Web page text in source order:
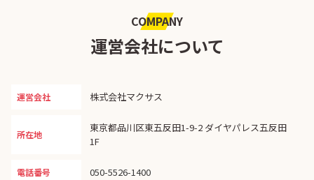
COMPANY
運営会社について
運営会社 株式会社マクサス
所在地
東京都品川区東五反田1-9-2 ダイヤパレス五反田
1F
電話番号 050-5526-1400